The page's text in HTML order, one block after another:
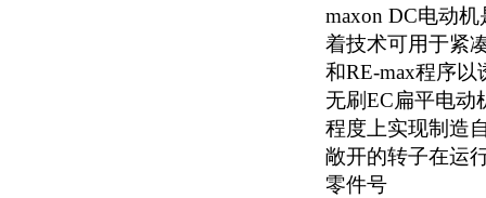
maxon DC电动机
着技术可用于紧
和RE-max程序
无刷EC扁平电动
程度上实现制造
敞开的转子在运
零件号